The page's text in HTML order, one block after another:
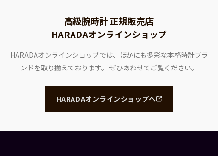
高級腕時計 正規販売店
HARADAオンラインショップ
HARADAオンラインショップでは、ほかにも多彩な本格時計ブラ
ンドを取り揃えております。 ぜひあわせてご覧ください。
HARADAオンラインショップへ